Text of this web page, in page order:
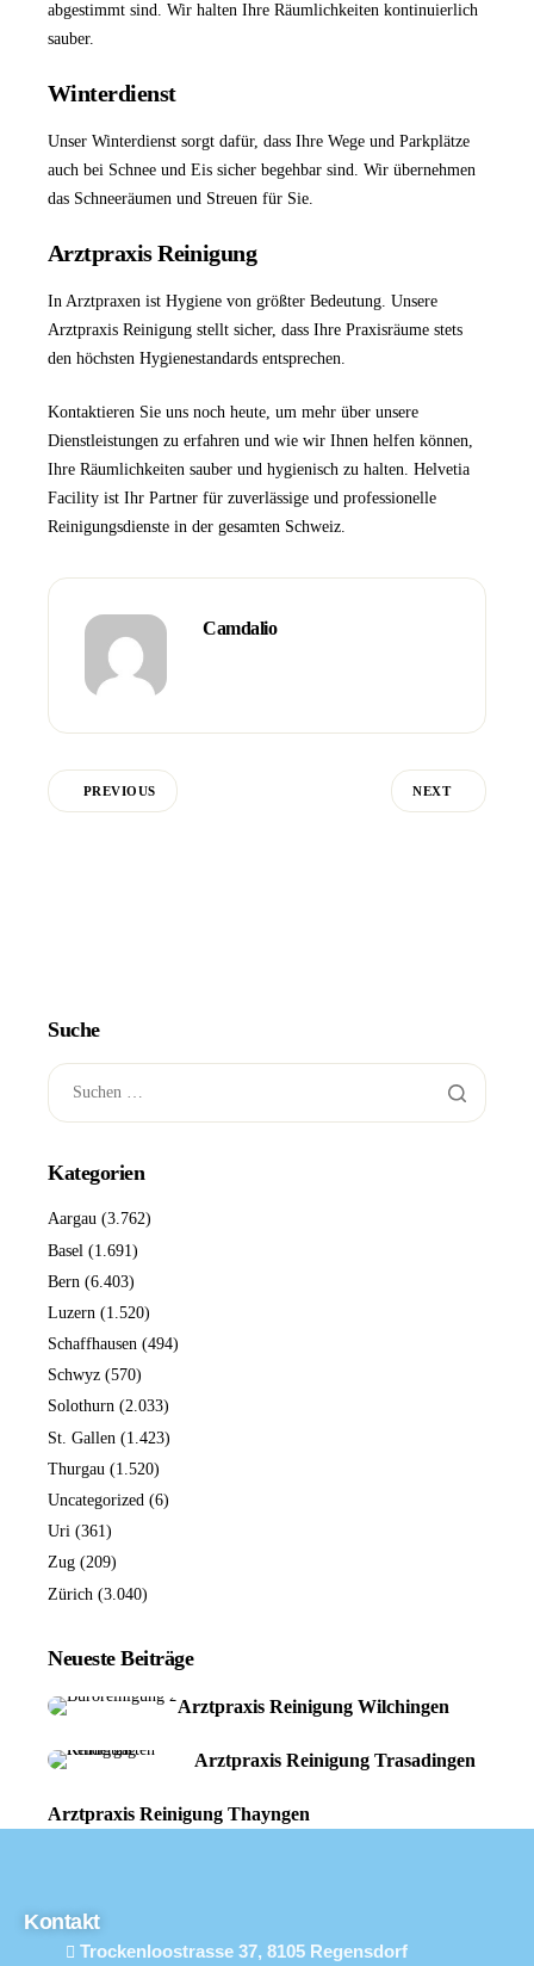
abgestimmt sind. Wir halten Ihre Räumlichkeiten kontinuierlich
sauber.
Winterdienst
Unser Winterdienst sorgt dafür, dass Ihre Wege und Parkplätze
auch bei Schnee und Eis sicher begehbar sind. Wir übernehmen
das Schneeräumen und Streuen für Sie.
Arztpraxis Reinigung
In Arztpraxen ist Hygiene von größter Bedeutung. Unsere
Arztpraxis Reinigung stellt sicher, dass Ihre Praxisräume stets
den höchsten Hygienestandards entsprechen.
Kontaktieren Sie uns noch heute, um mehr über unsere
Dienstleistungen zu erfahren und wie wir Ihnen helfen können,
Ihre Räumlichkeiten sauber und hygienisch zu halten. Helvetia
Facility ist Ihr Partner für zuverlässige und professionelle
Reinigungsdienste in der gesamten Schweiz.
Camdalio
PREVIOUS NEXT
Suche
Kategorien
Aargau (3.762)
Basel (1.691)
Bern (6.403)
Luzern (1.520)
Schaffhausen (494)
Schwyz (570)
Solothurn (2.033)
St. Gallen (1.423)
Thurgau (1.520)
Uncategorized (6)
Uri (361)
Zug (209)
Zürich (3.040)
Neueste Beiträge
Arztpraxis Reinigung Wilchingen
Arztpraxis Reinigung Trasadingen
Arztpraxis Reinigung Thayngen
Kontakt
Trockenloostrasse 37, 8105 Regensdorf